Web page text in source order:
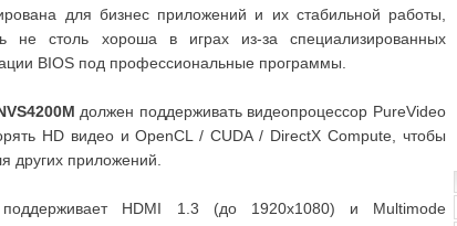
для бизнес приложений и их стабильной работы,
не столь хороша в играх из-за специализированных
BIOS под профессиональные программы.
должен поддерживать видеопроцессор PureVideo
HD видео и OpenCL / CUDA / DirectX Compute, чтобы
других приложений.
HDMI 1.3 (до 1920x1080) и Multimode